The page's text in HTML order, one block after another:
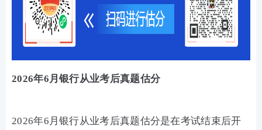
2026年6月银行从业考后真题估分
2026年6月银行从业考后真题估分是在考试结束后开